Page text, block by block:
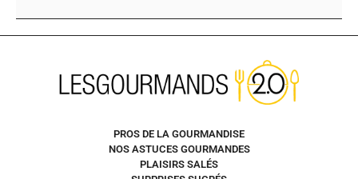
PROS DE LA GOURMANDISE
NOS ASTUCES GOURMANDES
PLAISIRS SALÉS